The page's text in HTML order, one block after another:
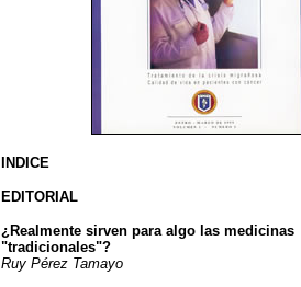
INDICE
EDITORIAL
¿Realmente sirven para algo las medicinas
"tradicionales"?
Ruy Pérez Tamayo